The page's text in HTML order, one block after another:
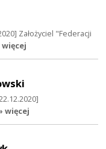
Założyciel "Federacji
więcej
więcej